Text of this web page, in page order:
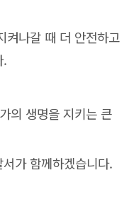
켜나갈 때 더 안전하고
.
의 생명을 지키는 큰
가 함께하겠습니다.